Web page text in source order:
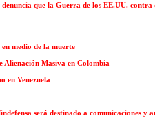
que la Guerra de los EE.UU. contra
medio de la muerte
Alienación Masiva en Colombia
en Venezuela
será destinado a comunicaciones y